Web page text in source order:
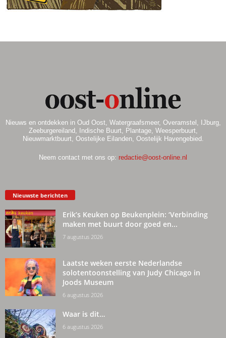
Nieuws en ontdekken in Oud Oost, Watergraafsmeer, Overamstel, IJburg,
Zeeburgereiland, Indische Buurt, Plantage, Weesperbuurt,
Nieuwmarktbuurt, Oostelijke Eilanden, Oostelijk Havengebied.
Neem contact met ons op: redactie@oost-online.nl
Nieuwste berichten
Erik’s Keuken op Beukenplein: ‘Verbinding
maken met buurt door goed en...
7 augustus 2026
Laatste weken eerste Nederlandse
solotentoonstelling van Judy Chicago in
Joods Museum
6 augustus 2026
Waar is dit…
6 augustus 2026